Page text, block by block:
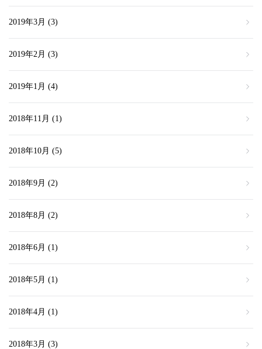
2019年3月 (3)
2019年2月 (3)
2019年1月 (4)
2018年11月 (1)
2018年10月 (5)
2018年9月 (2)
2018年8月 (2)
2018年6月 (1)
2018年5月 (1)
2018年4月 (1)
2018年3月 (3)